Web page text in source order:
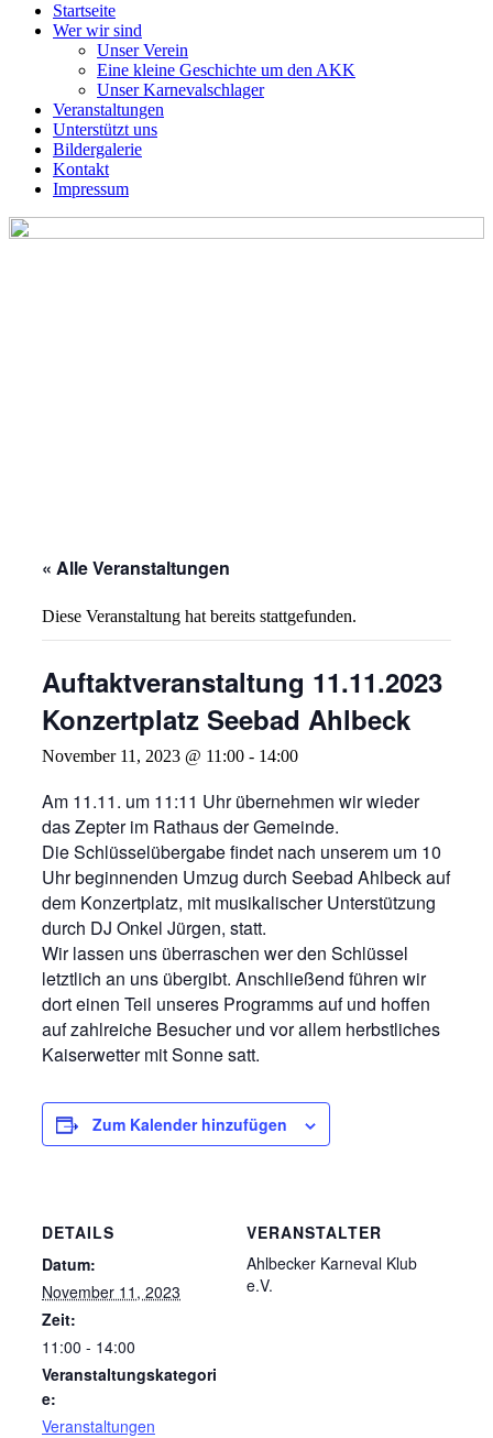
Startseite
Wer wir sind
Unser Verein
Eine kleine Geschichte um den AKK
Unser Karnevalschlager
Veranstaltungen
Unterstützt uns
Bildergalerie
Kontakt
Impressum
« Alle Veranstaltungen
Diese Veranstaltung hat bereits stattgefunden.
Auftaktveranstaltung 11.11.2023
Konzertplatz Seebad Ahlbeck
November 11, 2023 @ 11:00 - 14:00
Am 11.11. um 11:11 Uhr übernehmen wir wieder
das Zepter im Rathaus der Gemeinde.
Die Schlüsselübergabe findet nach unserem um 10
Uhr beginnenden Umzug durch Seebad Ahlbeck auf
dem Konzertplatz, mit musikalischer Unterstützung
durch DJ Onkel Jürgen, statt.
Wir lassen uns überraschen wer den Schlüssel
letztlich an uns übergibt. Anschließend führen wir
dort einen Teil unseres Programms auf und hoffen
auf zahlreiche Besucher und vor allem herbstliches
Kaiserwetter mit Sonne satt.
Zum Kalender hinzufügen
DETAILS
Datum:
November 11, 2023
Zeit:
11:00 - 14:00
Veranstaltungskategori
e:
Veranstaltungen
VERANSTALTER
Ahlbecker Karneval Klub
e.V.